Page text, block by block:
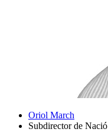
Oriol March
Subdirector de Nació